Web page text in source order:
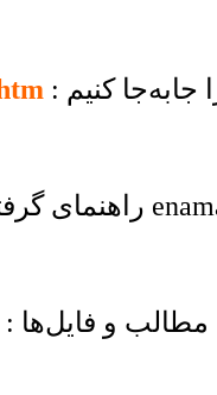
جابه‌جا كنيم
مطالب و فایل‌ها